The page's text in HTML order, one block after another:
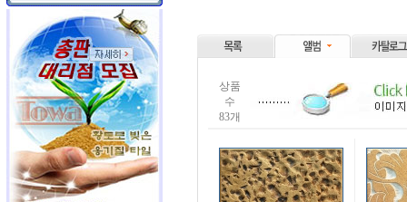
상품
수
83개